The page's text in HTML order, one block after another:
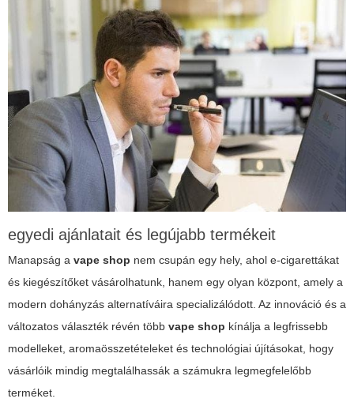
egyedi ajánlatait és legújabb termékeit
Manapság a vape shop nem csupán egy hely, ahol e-cigarettákat
és kiegészítőket vásárolhatunk, hanem egy olyan központ, amely a
modern dohányzás alternatíváira specializálódott. Az innováció és a
változatos választék révén több vape shop kínálja a legfrissebb
modelleket, aromaösszetételeket és technológiai újításokat, hogy
vásárlóik mindig megtalálhassák a számukra legmegfelelőbb
terméket.